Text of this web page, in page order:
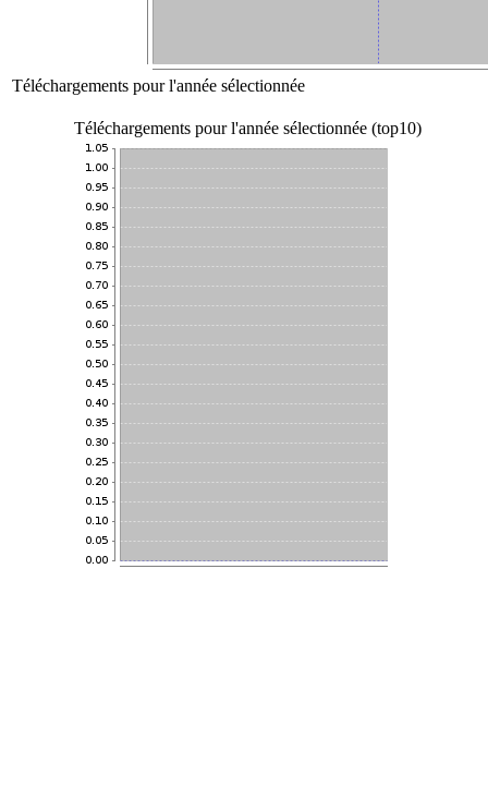
Téléchargements pour l'année sélectionnée
Téléchargements pour l'année sélectionnée (top10)